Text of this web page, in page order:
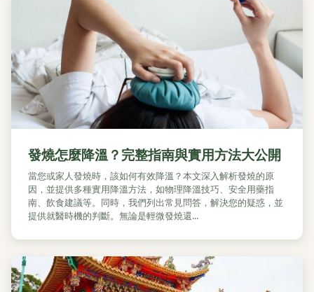
發燒怎麼降溫？完整指南與實用方法大公開
當您或家人發燒時，該如何有效降溫？本文深入解析發燒的原
因，並提供多種實用降溫方法，如物理降溫技巧、安全用藥指
南、飲食建議等。同時，我們列出常見問答，解決您的疑惑，並
提供就醫時機的判斷。無論是輕微發燒還...